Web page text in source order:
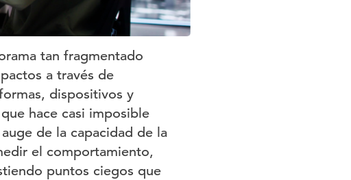
tan fragmentado
a través de
dispositivos y
hace casi imposible
de la capacidad de la
el comportamiento,
puntos ciegos que